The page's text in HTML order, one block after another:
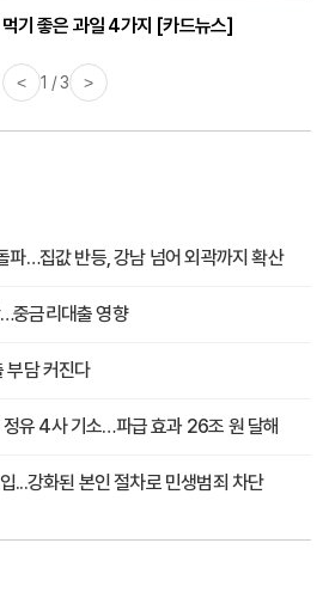
먹기 좋은 과일 4가지 [카드뉴스]
자에게 꼭 필요한 검사는? [카드뉴스]
< 1 / 3 >
…집값 반등, 강남 넘어 외곽까지 확산
중금리대출 영향
부담 커진다
정유 4사 기소…파급 효과 26조 원 달해
...강화된 본인 절차로 민생범죄 차단